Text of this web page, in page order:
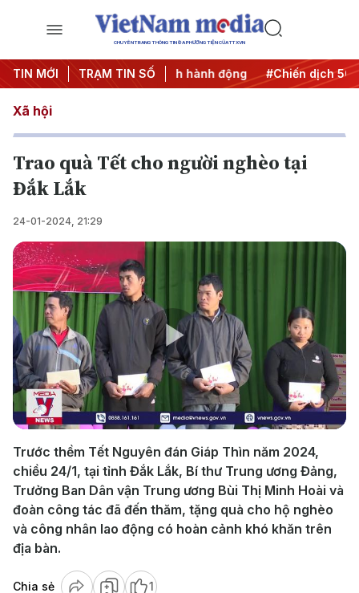
CHUYÊN TRANG THÔNG TIN ĐA PHƯƠNG TIỆN CỦA TTXVN
TIN MỚI TRẠM TIN SỐ
#Đưa Nghị quyết thành hành động #Chiến dịch 500 ngày
Xã hội
Trao quà Tết cho người nghèo tại
Đắk Lắk
24-01-2024, 21:29
Play
Video
Trước thềm Tết Nguyên đán Giáp Thìn năm 2024,
chiều 24/1, tại tỉnh Đắk Lắk, Bí thư Trung ương Đảng,
Trưởng Ban Dân vận Trung ương Bùi Thị Minh Hoài và
đoàn công tác đã đến thăm, tặng quà cho hộ nghèo
và công nhân lao động có hoàn cảnh khó khăn trên
địa bàn.
Chia sẻ 1